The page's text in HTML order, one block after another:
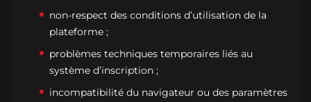
non-respect des conditions d’utilisation de la
plateforme ;
problèmes techniques temporaires liés au
système d’inscription ;
incompatibilité du navigateur ou des paramètres